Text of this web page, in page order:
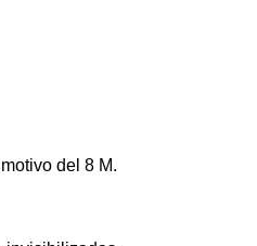
del 8 M.